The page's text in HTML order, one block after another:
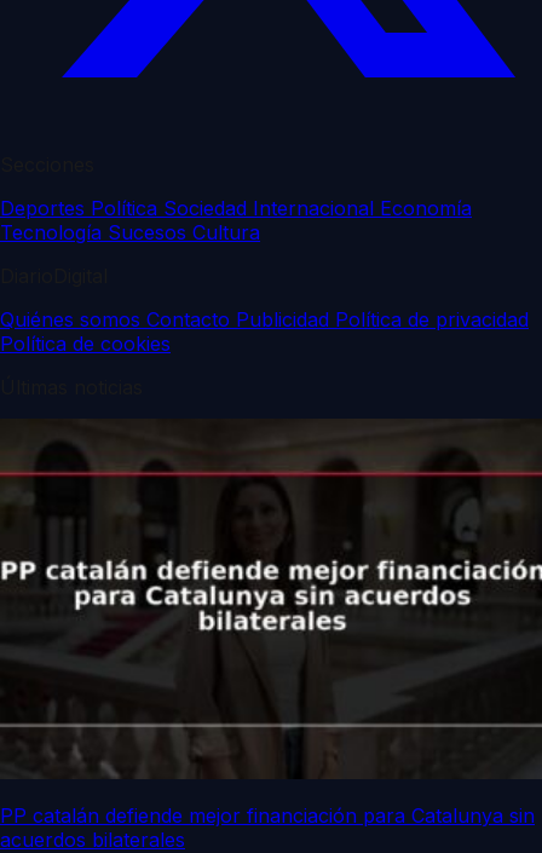
Deportes Política Sociedad Internacional Economía
Tecnología Sucesos Cultura
Quiénes somos Contacto Publicidad Política de privacidad
Política de cookies
PP catalán defiende mejor financiación para Catalunya sin
acuerdos bilaterales